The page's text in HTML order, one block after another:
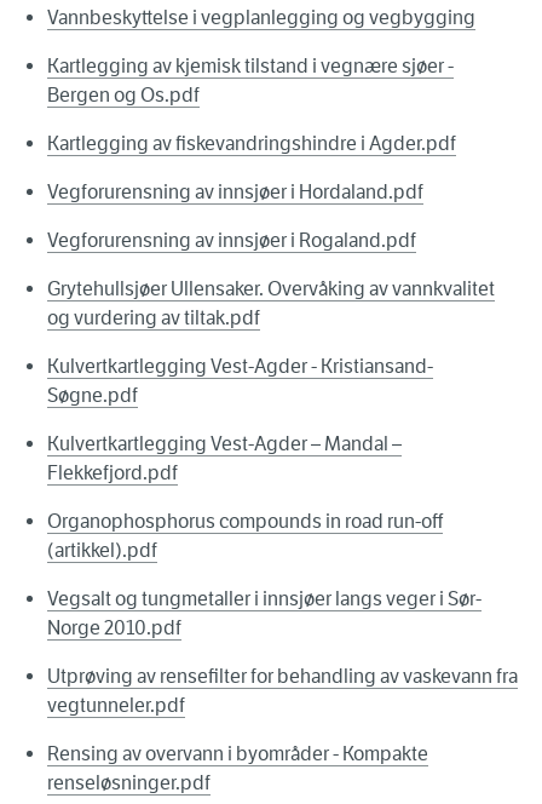
Vannbeskyttelse i vegplanlegging og vegbygging
Kartlegging av kjemisk tilstand i vegnære sjøer -
Bergen og Os.pdf
Kartlegging av fiskevandringshindre i Agder.pdf
Vegforurensning av innsjøer i Hordaland.pdf
Vegforurensning av innsjøer i Rogaland.pdf
Grytehullsjøer Ullensaker. Overvåking av vannkvalitet
og vurdering av tiltak.pdf
Kulvertkartlegging Vest-Agder - Kristiansand-
Søgne.pdf
Kulvertkartlegging Vest-Agder – Mandal –
Flekkefjord.pdf
Organophosphorus compounds in road run-off
(artikkel).pdf
Vegsalt og tungmetaller i innsjøer langs veger i Sør-
Norge 2010.pdf
Utprøving av rensefilter for behandling av vaskevann fra
vegtunneler.pdf
Rensing av overvann i byområder - Kompakte
renseløsninger.pdf